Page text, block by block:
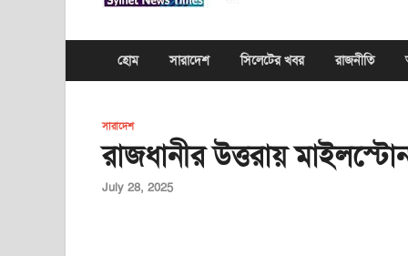
হোম সারাদেশ সিলেটের খবর রাজনীতি
সারাদেশ
রাজধানীর উত্তরায়
July 28, 2025